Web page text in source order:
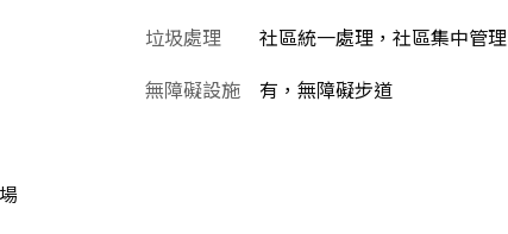
垃圾處理
社區統一處理，社區集中管理
無障礙設施
有，無障礙步道